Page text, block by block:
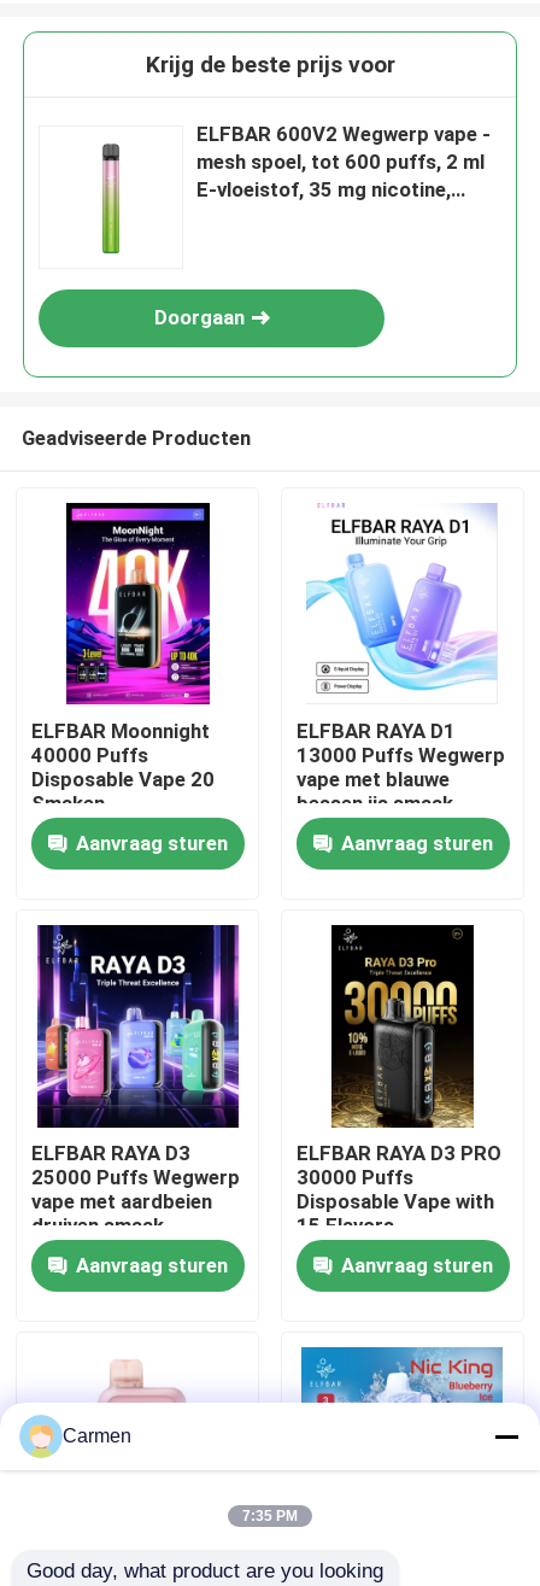
Producten
Videos
Over ons
Fabrieksreis
Kwaliteitscontrole
Vraag een offerte aan
ELFBAR Vape
Krijg de beste prijs voor
ELFBAR 600V2 Wegwerp vape -
mesh spoel, tot 600 puffs, 2 ml
E-vloeistof, 35 mg nicotine,
Doorgaan
Geadviseerde Producten
ELFBAR Moonnight
40000 Puffs
Disposable Vape 20
Smaken
Aanvraag sturen
ELFBAR RAYA D1
13000 Puffs Wegwerp
vape met blauwe
bessen ijs smaak
Aanvraag sturen
ELFBAR RAYA D3
25000 Puffs Wegwerp
vape met aardbeien
druiven smaak
Aanvraag sturen
ELFBAR RAYA D3 PRO
30000 Puffs
Disposable Vape with
15 Flavors
Aanvraag sturen
85 x 43 x 22 mm ELFBAR NICKING
Carmen
7:35 PM
Good day, what product are you looking